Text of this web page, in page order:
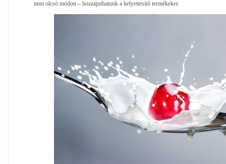
nem olcsó módon – hozzájuthatunk a helyettesítő termékekre.